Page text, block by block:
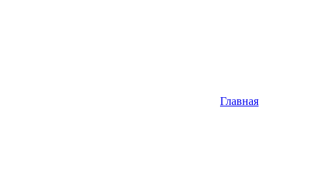
Главная